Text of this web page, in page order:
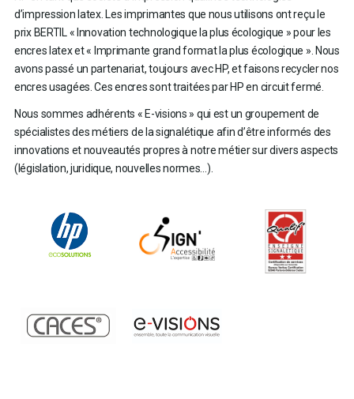
d’impression latex. Les imprimantes que nous utilisons ont reçu le
prix BERTIL « Innovation technologique la plus écologique » pour les
encres latex et « Imprimante grand format la plus écologique ». Nous
avons passé un partenariat, toujours avec HP, et faisons recycler nos
encres usagées. Ces encres sont traitées par HP en circuit fermé.
Nous sommes adhérents « E-visions » qui est un groupement de
spécialistes des métiers de la signalétique afin d’être informés des
innovations et nouveautés propres à notre métier sur divers aspects
(législation, juridique, nouvelles normes…).